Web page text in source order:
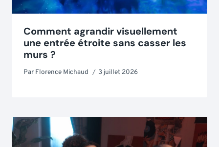
Comment agrandir visuellement
une entrée étroite sans casser les
murs ?
Par Florence Michaud 3 juillet 2026